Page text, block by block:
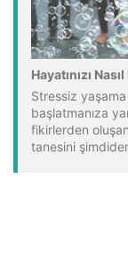
Hayatınızı
Stressiz
başlatmanıza
fikirlerden
tanesini